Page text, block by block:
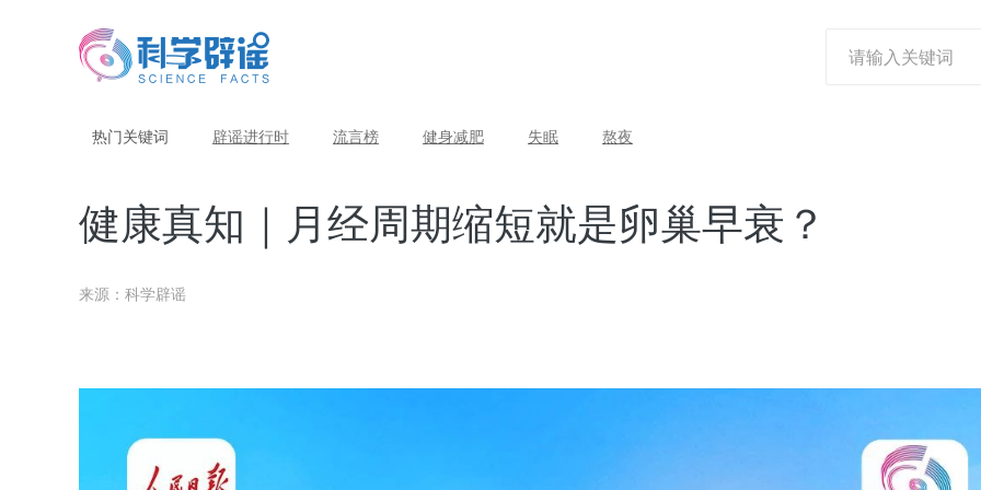
热门关键词 辟谣进行时 流言榜 健身减肥 失眠 熬夜
健康真知｜月经周期缩短就是卵巢早衰？
来源：科学辟谣